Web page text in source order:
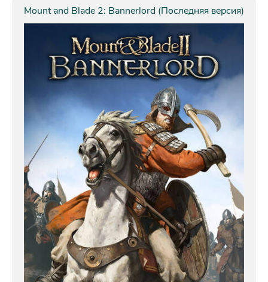
Mount and Blade 2: Bannerlord (Последняя версия)